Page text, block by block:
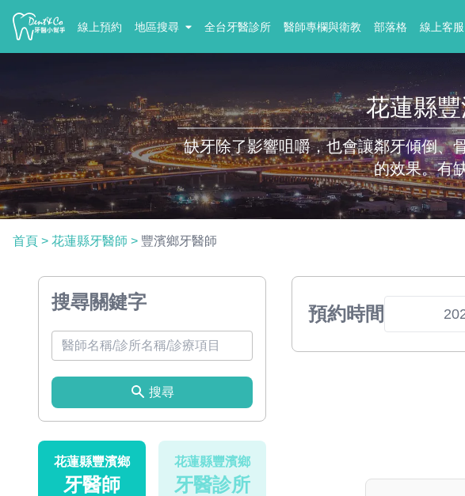
線上預約 地區搜尋 全台牙醫診所 醫師專欄與衛教 部落格 線上客服
花蓮縣
缺牙除了影響咀嚼，也會讓鄰牙傾倒、
的效果。有
首頁 > 花蓮縣牙醫師 > 豐濱鄉牙醫師
搜尋關鍵字
搜尋
花蓮縣豐濱鄉
牙醫師
花蓮縣豐濱鄉
牙醫診所
預約時間